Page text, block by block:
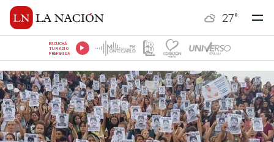
27°
ESCUCHÁ
TU RADIO
PREFERIDA